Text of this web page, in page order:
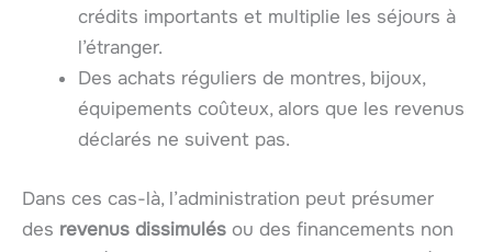
crédits importants et multiplie les séjours à
l’étranger.
Des achats réguliers de montres, bijoux,
équipements coûteux, alors que les revenus
déclarés ne suivent pas.
Dans ces cas-là, l’administration peut présumer
des revenus dissimulés ou des financements non